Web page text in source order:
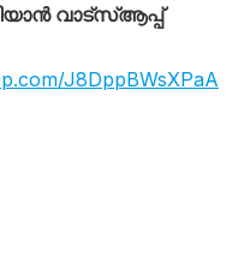
വാട്സ്ആപ്പ്
J8DppBWsXPaA